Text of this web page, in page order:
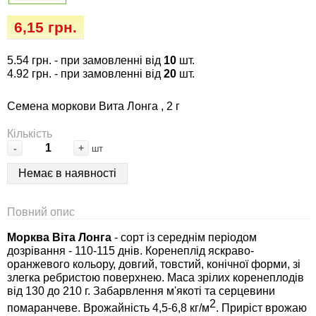
6,15 грн.
5.54 грн. - при замовленні від 10 шт.
4.92 грн. - при замовленні від 20 шт.
Семена моркови Вита Лонга , 2 г
Кількість
- + шт
Немає в наявності
Повний опис
Морква Віта Лонга - сорт із середнім періодом
дозрівання - 110-115 днів. Коренеплід яскраво-
оранжевого кольору, довгий, товстий, конічної форми, зі
злегка ребристою поверхнею. Маса зрілих коренеплодів
від 130 до 210 г. Забарвлення м'якоті та серцевини
помаранчеве. Врожайність 4,5-6,8 кг/м2. Приріст врожаю
Семена перца
Семена петрушки
Семена пряных трав
Семена редиса
Семена редьки
Семена салата
Семена свеклы
Семена сельдерея
Удобрения «Сударушка», «Рязаночка»
100 г
Удобрения «Чистый лист» кристаллические
Опрыскиватели
Горшки для цветов, кашпо
Перчатки
Тенты
Средства защиты от колорадского жука
Средства защиты от тараканов, прусаков,
клопов, блох, домашних и садовых муравьев
Средства защиты от комаров, москитов,
клещей, ос, мошек, слепней